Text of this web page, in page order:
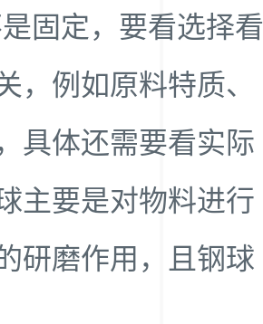
固定，要看选择看
，例如原料特质、
具体还需要看实际
主要是对物料进行
研磨作用，且钢球